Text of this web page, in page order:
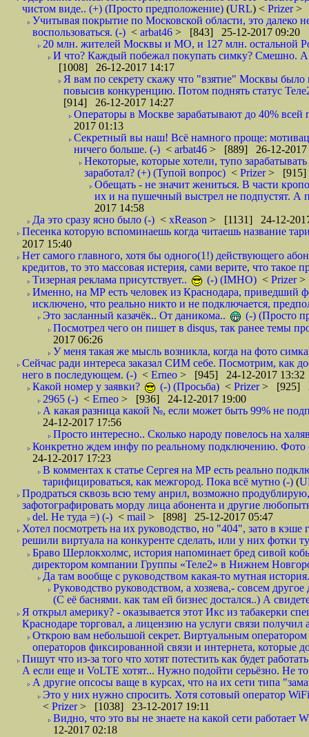
чистом виде.. (+) (Просто предположение) (URL) < Prizer>
Учитывая покрытие по Московской области, это далеко
воспользоваться. (-) < arbat46 > [843] 25-12-2017 09:20
20 млн. жителей Москвы и МО, и 127 млн. остальной
И что? Каждый побежал покупать симку? Смешно. А
[1008] 26-12-2017 14:17
Я вам по секрету скажу что "взятие" Москвы
повысив конкуренцию. Потом поднять статус
[914] 26-12-2017 14:27
Операторы в Москве зарабатывают до 40% всей
2017 01:13
Секретный вы наш! Всё намного проще:
ничего больше. (-) < arbat46 > [889] 26-12-2017
Некоторые, которые хотели, тупо
заработал? (+) (Тупой вопрос) < Prizer> [915]
Обещать - не значит жениться. В части
их и на пушечный выстрел не подпустят. А
2017 14:58
Да это сразу ясно было (-) < xReason > [1131] 24-12-
Песенка которую вспоминаешь когда читаешь название
2017 15:40
Нет самого главного, хотя бы одного(1!) действующего
кредитов, то это массовая истерия, сами верите, что такое
Тизерная реклама присутствует..
(-) (IMHO) < Prizer>
Именно, на МР есть человек из Краснодара, приведший
исключено, что реально никто и не подключается,
Это засланный казачёк.. От даникома..
(-) (Просто
Посмотрел чего он пишет в disqus, так ранее темы
2017 06:26
У меня такая же мысль возникла, когда на фото
Сейчас ради интереса заказал СИМ себе. Посмотрим, как
него в последующем. (-) < Erneo > [945] 24-12-2017 13:32
Какой номер у заявки?
(-) (Просьба) < Prizer> [925]
2965 (-) < Erneo > [936] 24-12-2017 19:00
А какая разница какой №, если может быть 99% не
24-12-2017 17:56
Просто интересно.. Сколько народу повелось на
Конкретно ждем инфу по реальному подключению. Фото
24-12-2017 17:23
В комментах к статье Сергея на МР есть реально
тарифицироваться, как межгород. Пока всё мутно (-) (
Продраться сквозь всю тему анрил, возможно
зафотографировать морду лица абонента и другие
del. Не туда =) (-) < mail > [898] 25-12-2017 05:47
Хотел посмотреть на их руководство, но "404", зато в
решили виртуала на конкуренте сделать, или у них фотки
Браво Шерлокхолмс, история напоминает бред сивой
директором компании Группы «Теле2» в Нижнем
Да там вообще с руководством какая-то мутная
Руководство руководством, а хозяева,- совсем
(С её баснями. как там ей бизнес достался..) А
Я открыл америку? - оказывается этот Икс из табакерки
Краснодаре торговал, а лицензию на услуги связи получил
Открою вам небольшой секрет. Виртуальным оператором
операторов фиксированной связи и интернета, которые
Пишут что из-за того что хотят потестить как будет
А если еще и VoLTE хотят... Нужно подойти серьёзно. Не
А другие опсосы ваще в курсах, что на их сети типа
Это у них нужно спросить. Хотя сотовый оператор
< Prizer> [1038] 23-12-2017 19:11
Видно, что это вы не знаете на какой сети
12-2017 02:18